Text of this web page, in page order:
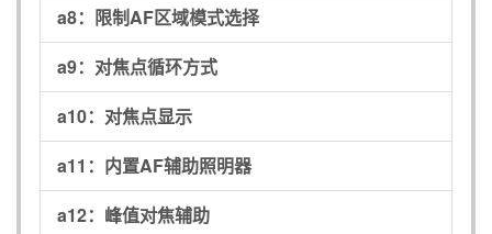
a8： 限制AF区域模式选择
a9： 对焦点循环方式
a10： 对焦点显示
a11： 内置AF辅助照明器
a12： 峰值对焦辅助